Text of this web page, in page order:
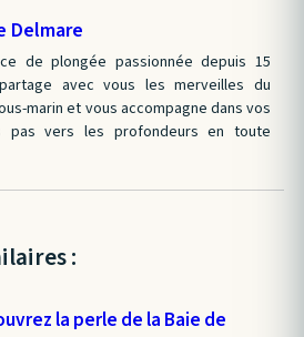
Delmare
de plongée passionnée depuis 15
avec vous les merveilles du
marin et vous accompagne dans vos
pas vers les profondeurs en toute
:
la perle de la Baie de